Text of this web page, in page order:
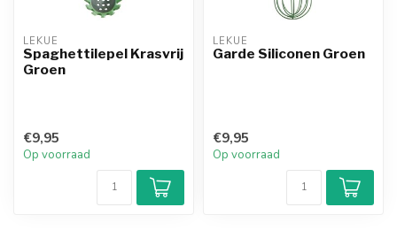
LEKUE
Spaghettilepel Krasvrij
Groen
€9,95
Op voorraad
LEKUE
Garde Siliconen Groen
€9,95
Op voorraad